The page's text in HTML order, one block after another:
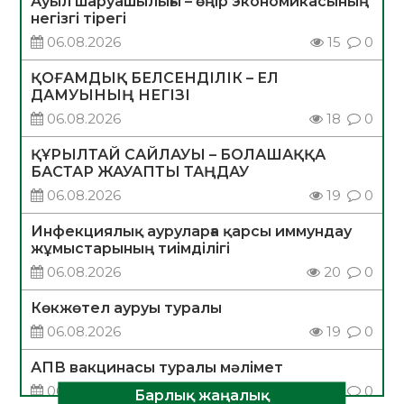
негізгі тірегі
06.08.2026
15 0
ҚОҒАМДЫҚ БЕЛСЕНДІЛІК – ЕЛ
ДАМУЫНЫҢ НЕГІЗІ
06.08.2026
18 0
ҚҰРЫЛТАЙ САЙЛАУЫ – БОЛАШАҚҚА
БАСТАР ЖАУАПТЫ ТАҢДАУ
06.08.2026
19 0
Инфекциялық ауруларға қарсы иммундау
жұмыстарының тиімділігі
06.08.2026
20 0
Көкжөтел ауруы туралы
06.08.2026
19 0
АПВ вакцинасы туралы мәлімет
06.08.2026
0
Барлық жаңалық